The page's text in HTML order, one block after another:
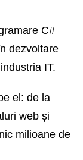
C#
dezvoltare
IT.
el: de la
web și
milioane de